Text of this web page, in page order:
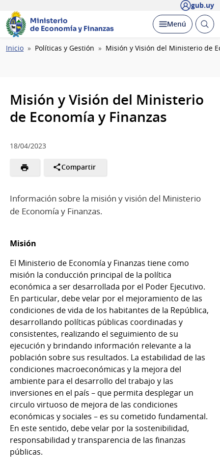
gub.uy
Ministerio
de Economía y Finanzas
Desplegar
Menú Abrir
Ruta
Inicio Políticas y Gestión Misión y Visión del Ministerio de
Misión y Visión del Ministerio
de Economía y Finanzas
18/04/2023
Compartir
Información sobre la misión y visión del Ministerio
de Economía y Finanzas.
Misión
El Ministerio de Economía y Finanzas tiene como
misión la conducción principal de la política
económica a ser desarrollada por el Poder Ejecutivo.
En particular, debe velar por el mejoramiento de las
condiciones de vida de los habitantes de la República,
desarrollando políticas públicas coordinadas y
consistentes, realizando el seguimiento de su
ejecución y brindando información relevante a la
población sobre sus resultados. La estabilidad de las
condiciones macroeconómicas y la mejora del
ambiente para el desarrollo del trabajo y las
inversiones en el país – que permita desplegar un
circulo virtuoso de mejora de las condiciones
económicas y sociales – es su cometido fundamental.
En este sentido, debe velar por la sostenibilidad,
responsabilidad y transparencia de las finanzas
públicas.